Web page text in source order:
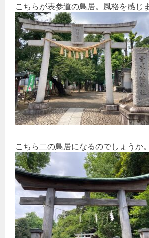
こちらが表参道の鳥居。風格を感じ
こちら二の鳥居になるのでしょうか